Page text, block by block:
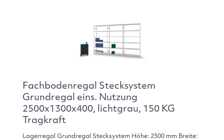
Fachbodenregal Stecksystem
Grundregal eins. Nutzung
2500x1300x400, lichtgrau, 150 KG
Tragkraft
Lagerregal Grundregal Stecksystem Höhe: 2500 mm Breite: